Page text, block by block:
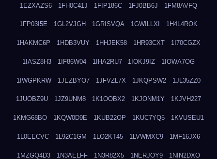
1EZXAZS6 1FH0C41J 1FIP186C 1FJ0BB6J 1FM8AVFQ
1FP03I5E 1GL2VJGH 1GRISVQA 1GWILLXI 1H4L4ROK
1HAKMC6P 1HDB3VUY 1HHJEK58 1HR93CXT 1I70CGZX
1IASZ8H3 1IF86W04 1IHA2RU7 1IOKJ9IZ 1IOWA7OG
1IWGPKRW 1JEZBYO7 1JFVZL7X 1JKQPSW2 1JL35ZZ0
1JUOBZ9U 1JZ9UNM8 1K1OOBX2 1KJONM1Y 1KJVH227
1KMG68BO 1KQW0D9E 1KUB22OP 1KUC7YQ5 1KVUSEU1
1L0EECVC 1L92C1GM 1LO2KT45 1LVWMXC9 1MF16JX6
1MZGQ4D3 1N3AELFF 1N3R82X5 1NERJOY9 1NIN2DXO